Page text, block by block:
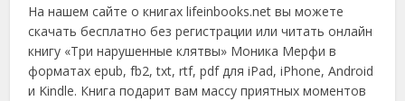
На нашем сайте о книгах lifeinbooks.net вы можете
скачать бесплатно без регистрации или читать онлайн
книгу «Три нарушенные клятвы» Моника Мерфи в
форматах epub, fb2, txt, rtf, pdf для iPad, iPhone, Android
и Kindle. Книга подарит вам массу приятных моментов